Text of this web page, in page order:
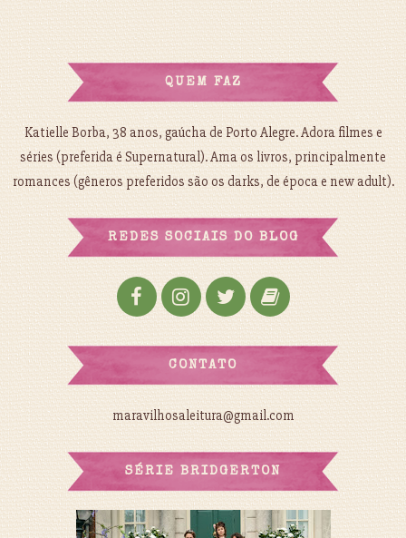
QUEM FAZ
Katielle Borba, 38 anos, gaúcha de Porto Alegre. Adora filmes e
séries (preferida é Supernatural). Ama os livros, principalmente
romances (gêneros preferidos são os darks, de época e new adult).
REDES SOCIAIS DO BLOG
CONTATO
maravilhosaleitura@gmail.com
SÉRIE BRIDGERTON